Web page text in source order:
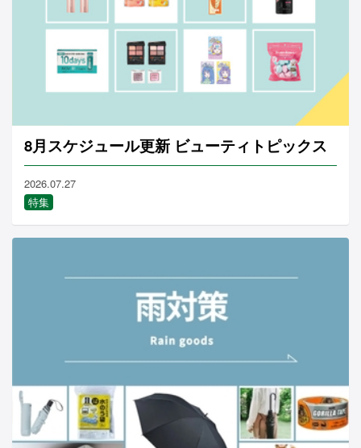
8月スケジュール更新 ビューティトピックス
2026.07.27
特集